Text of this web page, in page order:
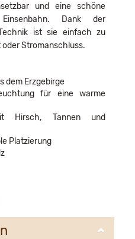
und eine schöne
Dank der
ist sie einfach zu
oder Stromanschluss.
dem Erzgebirge
für eine warme
Hirsch, Tannen und
Platzierung